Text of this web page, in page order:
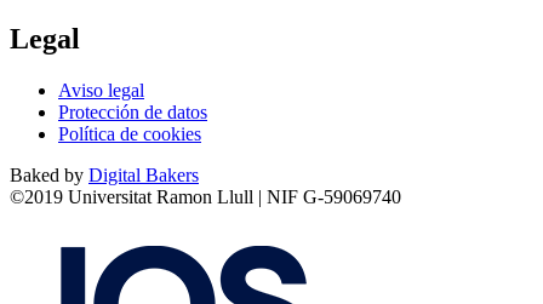
Legal
Aviso legal
Protección de datos
Política de cookies
Baked by Digital Bakers
©2019 Universitat Ramon Llull | NIF G-59069740